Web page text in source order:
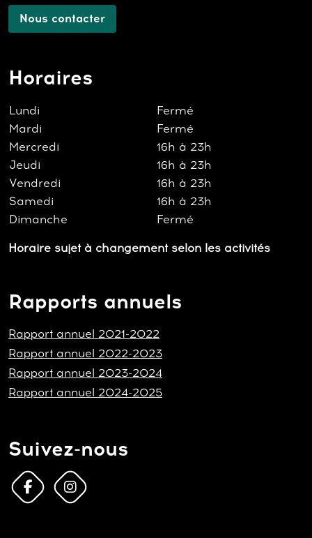
Nous contacter
Horaires
Lundi
Fermé
Mardi
Fermé
Mercredi
16h à 23h
Jeudi
16h à 23h
Vendredi
16h à 23h
Samedi
16h à 23h
Dimanche
Fermé
Horaire sujet à changement selon les activités
Rapports annuels
Rapport annuel 2021-2022
Rapport annuel 2022-2023
Rapport annuel 2023-2024
Rapport annuel 2024-2025
Suivez-nous